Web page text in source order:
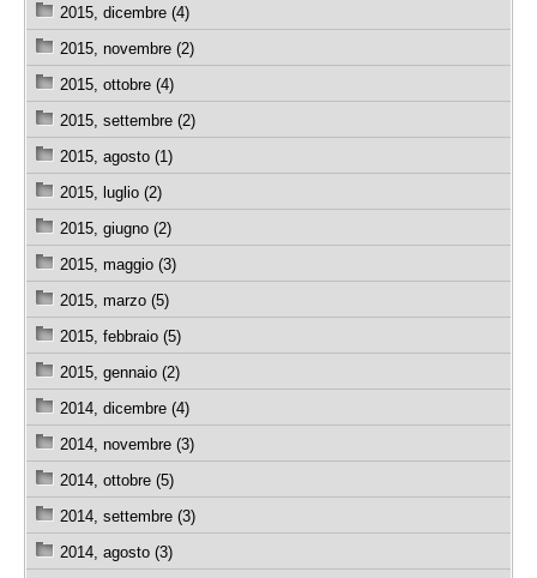
2015, dicembre (4)
2015, novembre (2)
2015, ottobre (4)
2015, settembre (2)
2015, agosto (1)
2015, luglio (2)
2015, giugno (2)
2015, maggio (3)
2015, marzo (5)
2015, febbraio (5)
2015, gennaio (2)
2014, dicembre (4)
2014, novembre (3)
2014, ottobre (5)
2014, settembre (3)
2014, agosto (3)